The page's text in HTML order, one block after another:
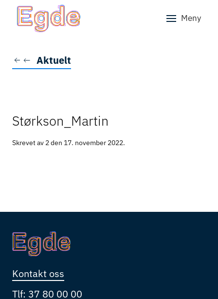
Skip to main content Meny
Aktuelt
Størkson_Martin
Skrevet av 2 den 17. november 2022.
Kontakt oss
Tlf: 37 80 00 00